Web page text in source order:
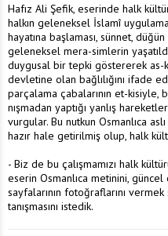
Hafız Ali Şefik, eserinde halk
halkın geleneksel İslamî
hayatına başlaması, sünnet,
geleneksel mera-simlerin
duygusal bir tepki göstererek
devletine olan bağlılığını ifade
parçalama çabalarının et-kisiyle,
nışmadan yaptığı yanlış
vurgular. Bu nutkun Osmanlıca
hazır hale getirilmiş olup, halk
- Biz de bu çalışmamızı halk
eserin Osmanlıca metinini,
sayfalarının fotoğraflarını
tanışmasını istedik.